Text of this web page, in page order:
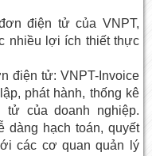
điện tử của VNPT,
nhiều lợi ích thiết thực
điện tử: VNPT-Invoice
phát hành, thống kê
của doanh nghiệp.
dàng hạch toán, quyết
các cơ quan quản lý